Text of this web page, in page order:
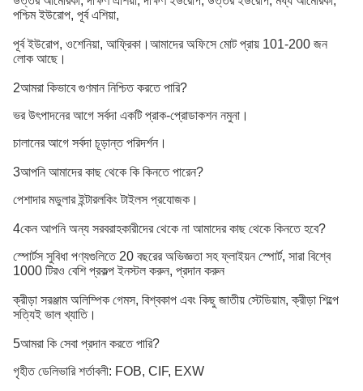
পশ্চিম ইউরোপ, পূর্ব এশিয়া,
পূর্ব ইউরোপ, ওশেনিয়া, আফ্রিকা।আমাদের অফিসে মোট প্রায় 101-200 জন
লোক আছে।
2আমরা কিভাবে গুণমান নিশ্চিত করতে পারি?
ভর উৎপাদনের আগে সর্বদা একটি প্রাক-প্রোডাকশন নমুনা।
চালানের আগে সর্বদা চূড়ান্ত পরিদর্শন।
3আপনি আমাদের কাছ থেকে কি কিনতে পারেন?
পেশাদার মডুলার ইন্টারলকিং টাইলস প্রযোজক।
4কেন আপনি অন্য সরবরাহকারীদের থেকে না আমাদের কাছ থেকে কিনতে হবে?
স্পোর্টস সুবিধা পণ্যগুলিতে 20 বছরের অভিজ্ঞতা সহ ফ্লাইয়ন স্পোর্ট, সারা বিশ্বে
1000 টিরও বেশি প্রকল্প ইনস্টল করুন, প্রদান করুন
ক্রীড়া সরঞ্জাম অলিম্পিক গেমস, বিশ্বকাপ এবং কিছু জাতীয় স্টেডিয়াম, ক্রীড়া শিল্পে
সত্যিই ভাল খ্যাতি।
5আমরা কি সেবা প্রদান করতে পারি?
গৃহীত ডেলিভারি শর্তাবলী: FOB, CIF, EXW